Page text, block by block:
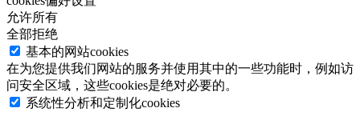
允许所有
全部拒绝
基本的网站cookies
在为您提供我们网站的服务并使用其中的一些功能时，例如访
问安全区域，这些cookies是绝对必要的。
系统性分析和定制化cookies